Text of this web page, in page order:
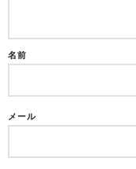
名前
メール